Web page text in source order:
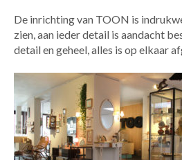
De inrichting van TOON is
zien, aan ieder detail is aandacht
detail en geheel, alles is op elkaar